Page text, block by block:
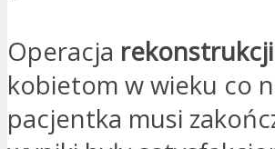
Operacja
kobietom w wieku co
pacjentka musi